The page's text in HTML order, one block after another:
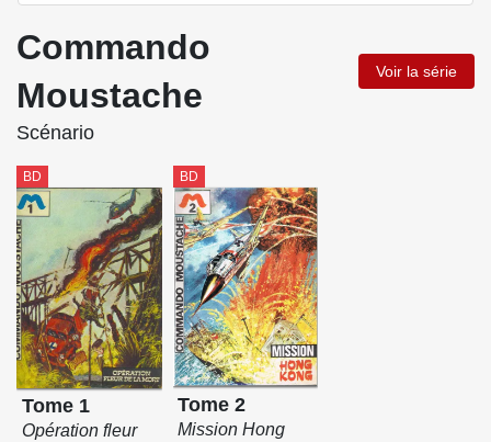
Commando
Moustache
Voir la série
Scénario
BD
Tome 1
Opération fleur
BD
Tome 2
Mission Hong